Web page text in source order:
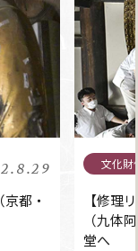
都・
【修理
（九体
堂へ